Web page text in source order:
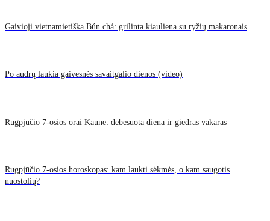
Gaivioji vietnamietiška Bún chả: grilinta kiauliena su ryžių makaronais
Po audrų laukia gaivesnės savaitgalio dienos (video)
Rugpjūčio 7-osios orai Kaune: debesuota diena ir giedras vakaras
Rugpjūčio 7-osios horoskopas: kam laukti sėkmės, o kam saugotis
nuostolių?